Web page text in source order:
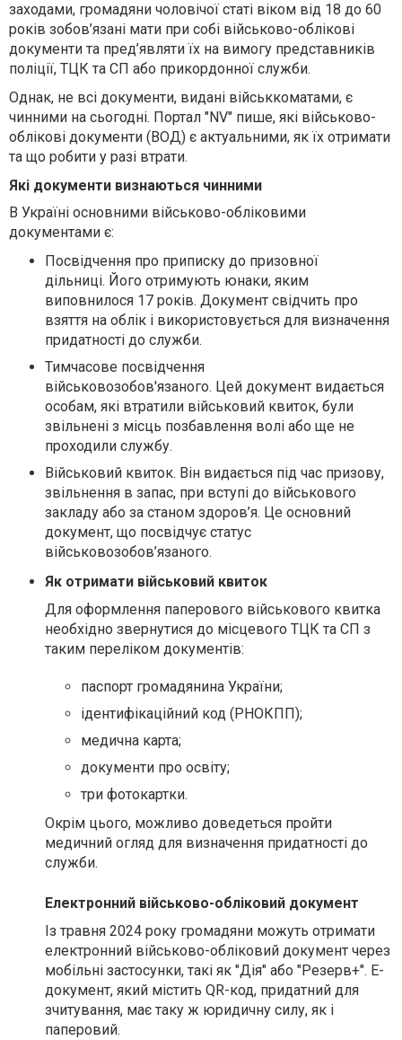
заходами, громадяни чоловічої статі віком від 18 до 60
років зобов’язані мати при собі військово-облікові
документи та пред’являти їх на вимогу представників
поліції, ТЦК та СП або прикордонної служби.
Однак, не всі документи, видані військкоматами, є
чинними на сьогодні. Портал "NV" пише, які військово-
облікові документи (ВОД) є актуальними, як їх отримати
та що робити у разі втрати.
Які документи визнаються чинними
В Україні основними військово-обліковими
документами є:
Посвідчення про приписку до призовної
дільниці. Його отримують юнаки, яким
виповнилося 17 років. Документ свідчить про
взяття на облік і використовується для визначення
придатності до служби.
Тимчасове посвідчення
військовозобов'язаного. Цей документ видається
особам, які втратили військовий квиток, були
звільнені з місць позбавлення волі або ще не
проходили службу.
Військовий квиток. Він видається під час призову,
звільнення в запас, при вступі до військового
закладу або за станом здоров’я. Це основний
документ, що посвідчує статус
військовозобов’язаного.
Як отримати військовий квиток
Для оформлення паперового військового квитка
необхідно звернутися до місцевого ТЦК та СП з
таким переліком документів:
паспорт громадянина України;
ідентифікаційний код (РНОКПП);
медична карта;
документи про освіту;
три фотокартки.
Окрім цього, можливо доведеться пройти
медичний огляд для визначення придатності до
служби.
Електронний військово-обліковий документ
Із травня 2024 року громадяни можуть отримати
електронний військово-обліковий документ через
мобільні застосунки, такі як "Дія" або "Резерв+". Е-
документ, який містить QR-код, придатний для
зчитування, має таку ж юридичну силу, як і
паперовий.